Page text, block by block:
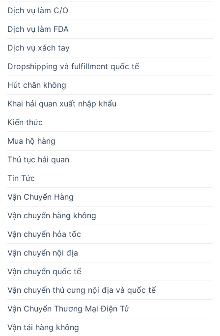
Dịch vụ làm C/O
Dịch vụ làm FDA
Dịch vụ xách tay
Dropshipping và fulfillment quốc tế
Hút chân không
Khai hải quan xuất nhập khẩu
Kiến thức
Mua hộ hàng
Thủ tục hải quan
Tin Tức
Vận Chuyển Hàng
Vận chuyển hàng không
Vận chuyển hỏa tốc
Vận chuyển nội địa
Vận chuyển quốc tế
Vận chuyển thú cưng nội địa và quốc tế
Vận Chuyển Thương Mại Điện Tử
Vận tải hàng không